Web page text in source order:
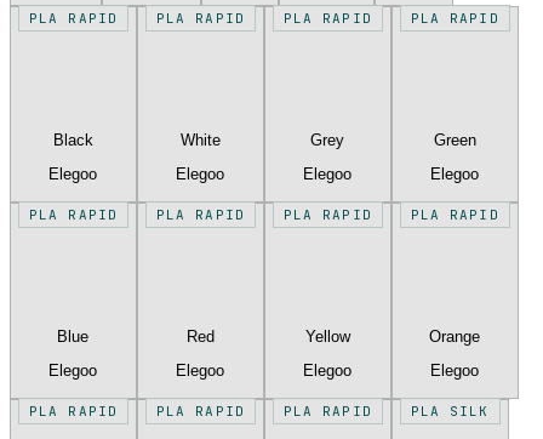
PLA RAPID
Black
Elegoo
PLA RAPID
White
Elegoo
PLA RAPID
Grey
Elegoo
PLA RAPID
Green
Elegoo
PLA RAPID
Blue
Elegoo
PLA RAPID
Red
Elegoo
PLA RAPID
Yellow
Elegoo
PLA RAPID
Orange
Elegoo
PLA RAPID PLA RAPID PLA RAPID PLA SILK